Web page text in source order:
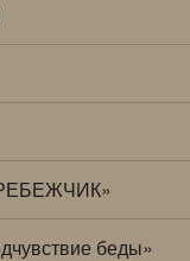
беды»